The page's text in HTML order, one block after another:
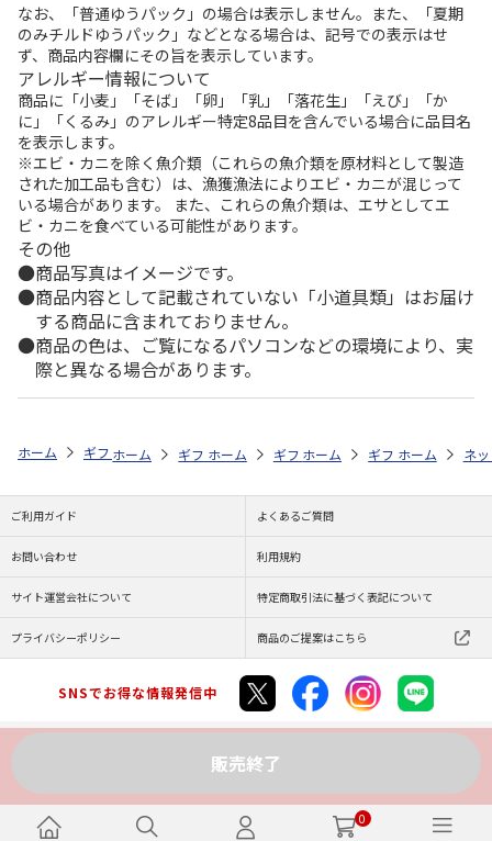
0
なお、「普通ゆうパック」の場合は表示しません。また、「夏期
のみチルドゆうパック」などとなる場合は、記号での表示はせ
ず、商品内容欄にその旨を表示しています。
アレルギー情報について
商品に「小麦」「そば」「卵」「乳」「落花生」「えび」「か
に」「くるみ」のアレルギー特定8品目を含んでいる場合に品目名
を表示します。
※エビ・カニを除く魚介類（これらの魚介類を原材料として製造
された加工品も含む）は、漁獲漁法によりエビ・カニが混じって
いる場合があります。 また、これらの魚介類は、エサとしてエ
ビ・カニを食べている可能性があります。
その他
商品写真はイメージです。
商品内容として記載されていない「小道具類」はお届け
する商品に含まれておりません。
商品の色は、ご覧になるパソコンなどの環境により、実
際と異なる場合があります。
販売終了
ホーム ギフトストア お中元・夏ギフト特集 2026 お菓子・スイーツ
ホーム ギフトストア お中元・夏ギフト特集 2026
ホーム ギフトストア お中元・夏ギフト
ホーム ギフトストア お
ホーム ネ
ご利用ガイド よくあるご質問
お問い合わせ 利用規約
サイト運営会社について 特定商取引法に基づく表記について
プライバシーポリシー 商品のご提案はこちら
SNSでお得な情報発信中